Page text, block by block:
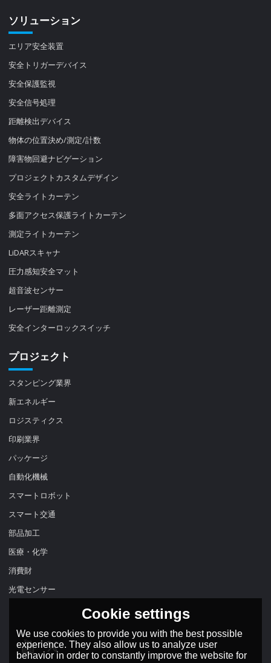
ソリューション
エリア安全装置
安全トリガーデバイス
安全保護監視
安全信号処理
距離検出デバイス
物体の位置決め/測定/計数
障害物回避ナビゲーション
プロジェクトカスタムデザイン
安全ライトカーテン
多面アクセス保護ライトカーテン
測定ライトカーテン
LiDARスキャナ
圧力感知安全マット
超音波センサー
レーザー距離測定
安全インターロックスイッチ
プロジェクト
スタンピング業界
新エネルギー
ロジスティクス
印刷業界
パッケージ
自動化機械
スマートロボット
スマート交通
部品加工
医療・化学
消費財
光電センサー
Cookie settings
We use cookies to provide you with the best possible
experience. They also allow us to analyze user
behavior in order to constantly improve the website for